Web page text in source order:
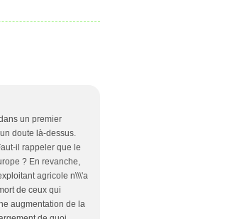
un premier
doute là-dessus.
il rappeler que le
? En revanche,
agricole n\\\'a
de ceux qui
augmentation de la